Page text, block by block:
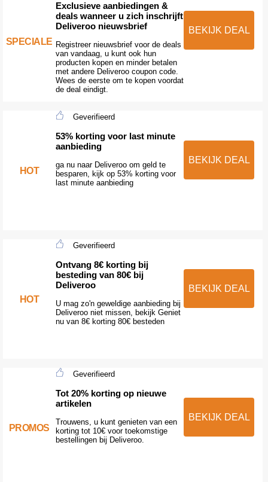
SPECIALE
Exclusieve aanbiedingen &
deals wanneer u zich inschrijft
Deliveroo nieuwsbrief
Registreer nieuwsbrief voor de deals
van vandaag, u kunt ook hun
producten kopen en minder betalen
met andere Deliveroo coupon code.
Wees de eerste om te kopen voordat
de deal eindigt.
BEKIJK DEAL
HOT
Geverifieerd
53% korting voor last minute
aanbieding
ga nu naar Deliveroo om geld te
besparen, kijk op 53% korting voor
last minute aanbieding
BEKIJK DEAL
HOT
Geverifieerd
Ontvang 8€ korting bij
besteding van 80€ bij
Deliveroo
U mag zo'n geweldige aanbieding bij
Deliveroo niet missen, bekijk Geniet
nu van 8€ korting 80€ besteden
BEKIJK DEAL
PROMOS
Geverifieerd
Tot 20% korting op nieuwe
artikelen
Trouwens, u kunt genieten van een
korting tot 10€ voor toekomstige
bestellingen bij Deliveroo.
BEKIJK DEAL